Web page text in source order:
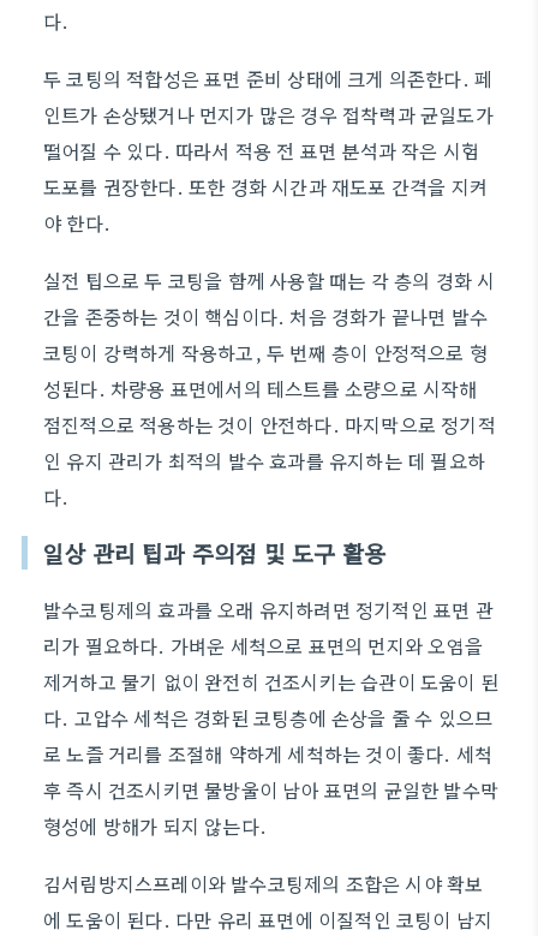
다.
두 코팅의 적합성은 표면 준비 상태에 크게 의존한다. 페
인트가 손상됐거나 먼지가 많은 경우 접착력과 균일도가
떨어질 수 있다. 따라서 적용 전 표면 분석과 작은 시험
도포를 권장한다. 또한 경화 시간과 재도포 간격을 지켜
야 한다.
실전 팁으로 두 코팅을 함께 사용할 때는 각 층의 경화 시
간을 존중하는 것이 핵심이다. 처음 경화가 끝나면 발수
코팅이 강력하게 작용하고, 두 번째 층이 안정적으로 형
성된다. 차량용 표면에서의 테스트를 소량으로 시작해
점진적으로 적용하는 것이 안전하다. 마지막으로 정기적
인 유지 관리가 최적의 발수 효과를 유지하는 데 필요하
다.
일상 관리 팁과 주의점 및 도구 활용
발수코팅제의 효과를 오래 유지하려면 정기적인 표면 관
리가 필요하다. 가벼운 세척으로 표면의 먼지와 오염을
제거하고 물기 없이 완전히 건조시키는 습관이 도움이 된
다. 고압수 세척은 경화된 코팅층에 손상을 줄 수 있으므
로 노즐 거리를 조절해 약하게 세척하는 것이 좋다. 세척
후 즉시 건조시키면 물방울이 남아 표면의 균일한 발수막
형성에 방해가 되지 않는다.
김서림방지스프레이와 발수코팅제의 조합은 시야 확보
에 도움이 된다. 다만 유리 표면에 이질적인 코팅이 남지